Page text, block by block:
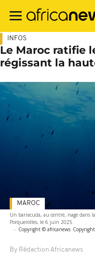
contenu
INFOS
Le Maroc ratifie
régissant la
Un barracuda, au centre, nage dans
Porquerolles, le 6 juin 2025.
- Copyright © africanews
By Rédaction Africanews
MAROC